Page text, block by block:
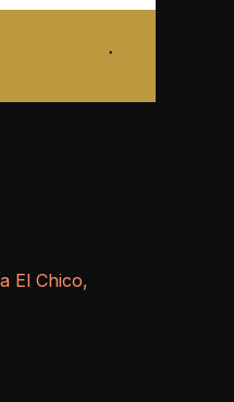
El Chico,